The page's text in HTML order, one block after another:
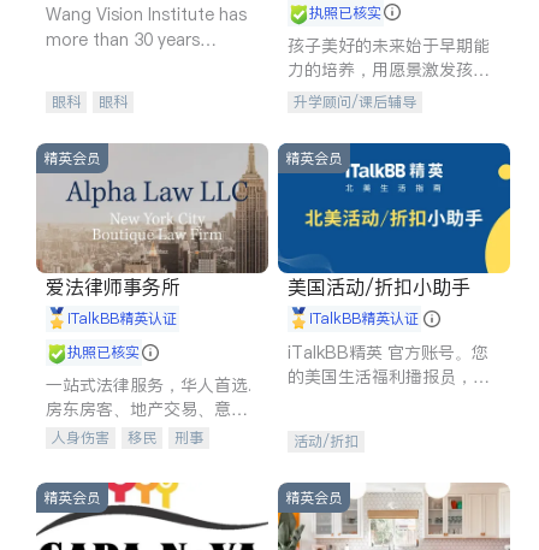
Wang Vision Institute has
more than 30 years
眼科 眼科
执照已核实
孩子美好的未来始于早期能
力的培养，用愿景激发孩子
的学习潜力和动力。理念：
拥有成长型心态是成功的基
石。
升学顾问/课后辅导
精英会员
爱法律师事务所
iTalkBB精英认证
执照已核实
一站式法律服务，华人首选.
房东房客、地产交易、意外
伤害、车祸重伤、商业诉
建筑合同、刑事案件全包办
人身伤害 移民
刑事
信托/遗嘱
商业
索赔
律师-其它 保释
精英会员
美国活动/折扣小助手
iTalkBB精英认证
iTalkBB精英 官方账号。您
的美国生活福利播报员，精
专属福利。
活动/折扣
精英会员 精英会员